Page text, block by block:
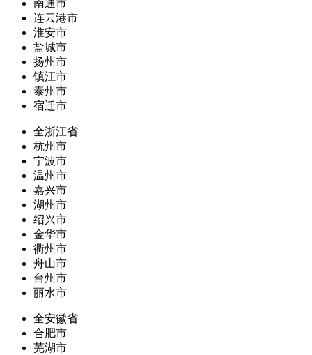
南通市
连云港市
淮安市
盐城市
扬州市
镇江市
泰州市
宿迁市
全浙江省
杭州市
宁波市
温州市
嘉兴市
湖州市
绍兴市
金华市
衢州市
舟山市
台州市
丽水市
全安徽省
合肥市
芜湖市